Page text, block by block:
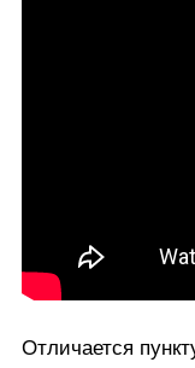
Отличается